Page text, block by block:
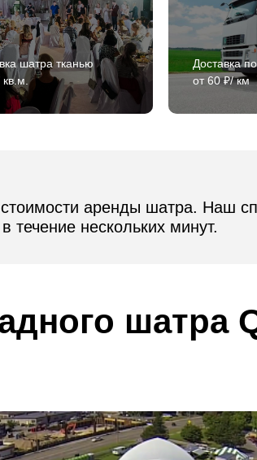
шатра тканью
Доставка
от 60 ₽/ км
аренды шатра. Наш
течение нескольких минут.
шатра